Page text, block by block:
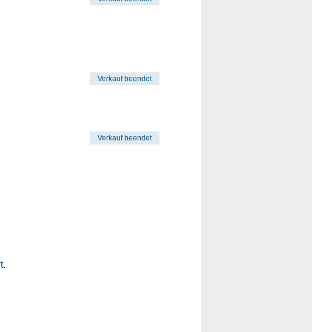
Verkauf beendet
Verkauf beendet